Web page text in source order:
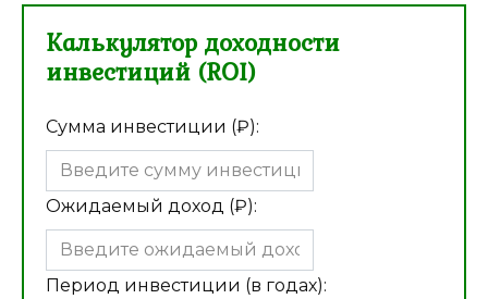
Калькулятор доходности
инвестиций (ROI)
Сумма инвестиции (₽):
Ожидаемый доход (₽):
Период инвестиции (в годах):